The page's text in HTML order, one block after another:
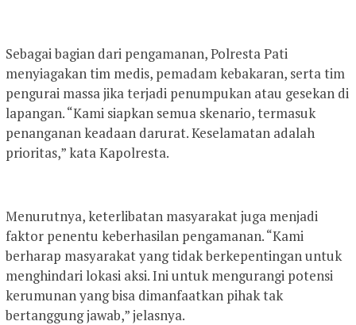
Sebagai bagian dari pengamanan, Polresta Pati
menyiagakan tim medis, pemadam kebakaran, serta tim
pengurai massa jika terjadi penumpukan atau gesekan di
lapangan. “Kami siapkan semua skenario, termasuk
penanganan keadaan darurat. Keselamatan adalah
prioritas,” kata Kapolresta.
Menurutnya, keterlibatan masyarakat juga menjadi
faktor penentu keberhasilan pengamanan. “Kami
berharap masyarakat yang tidak berkepentingan untuk
menghindari lokasi aksi. Ini untuk mengurangi potensi
kerumunan yang bisa dimanfaatkan pihak tak
bertanggung jawab,” jelasnya.